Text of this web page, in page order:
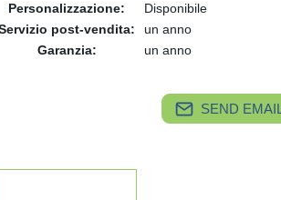
Personalizzazione:
Disponibile
post-vendita:
un anno
Garanzia:
un anno
SEND